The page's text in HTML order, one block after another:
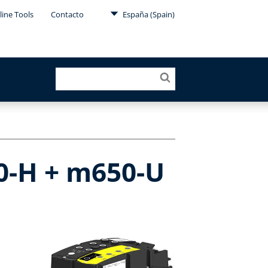
Tools Contacto España (Spain)
+ m650-U